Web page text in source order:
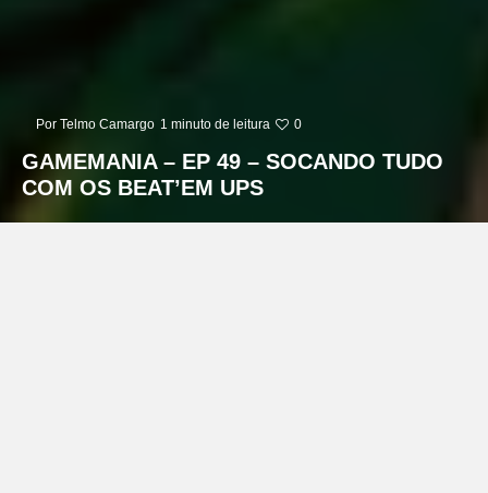
Por Telmo Camargo 1 minuto de leitura 0
GAMEMANIA – EP 49 – SOCANDO TUDO
COM OS BEAT’EM UPS